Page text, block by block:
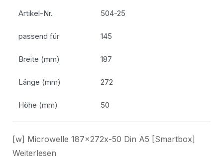
Artikel-Nr. 504-25
passend für 145
Breite (mm) 187
Länge (mm) 272
Höhe (mm) 50
[w] Microwelle 187x272x-50 Din A5 [Smartbox]
Weiterlesen